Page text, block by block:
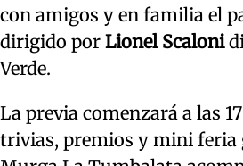
con amigos y en familia el
dirigido por Lionel Scaloni
Verde.
La previa comenzará a las
trivias, premios y mini feria